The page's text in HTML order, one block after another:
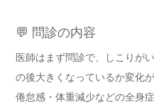
💬 問診の内容
医師はまず問診で、しこりが
の後大きくなっているか変化
倦怠感・体重減少などの全身